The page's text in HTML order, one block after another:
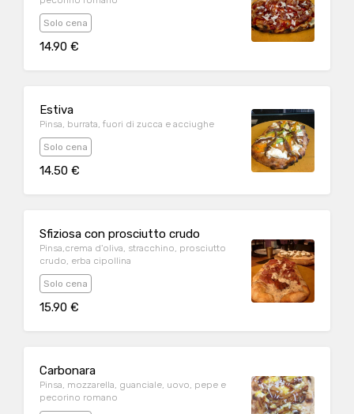
Solo cena
14.90 €
Estiva
Pinsa, burrata, fuori di zucca e acciughe
Solo cena
14.50 €
Sfiziosa con prosciutto crudo
Pinsa,crema d'oliva, stracchino, prosciutto
crudo, erba cipollina
Solo cena
15.90 €
Carbonara
Pinsa, mozzarella, guanciale, uovo, pepe e
pecorino romano